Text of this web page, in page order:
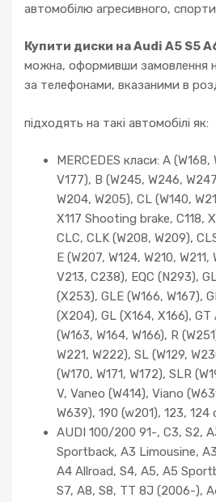
автомобілю агресивного,
Купити диски на Audi A5 S5
можна, оформивши замовлення
за телефонами, вказаними в
підходять на такі автомобілі як:
MERCEDES класи: A (W168,
V177), B (W245, W246,
W204, W205), CL (W140,
X117 Shooting brake, C118,
CLC, CLK (W208, W209),
E (W207, W124, W210, W211,
V213, C238), EQC (N293),
(X253), GLE (W166, W167),
(X204), GL (X164, X166),
(W163, W164, W166), R
W221, W222), SL (W129,
(W170, W171, W172), SLR
V, Vaneo (W414), Viano
W639), 190 (w201), 123, 124
AUDI 100/200 91-, C3, S2,
Sportback, A3 Limousine,
A4 Allroad, S4, A5, A5
S7, A8, S8, TT 8J (2006-),